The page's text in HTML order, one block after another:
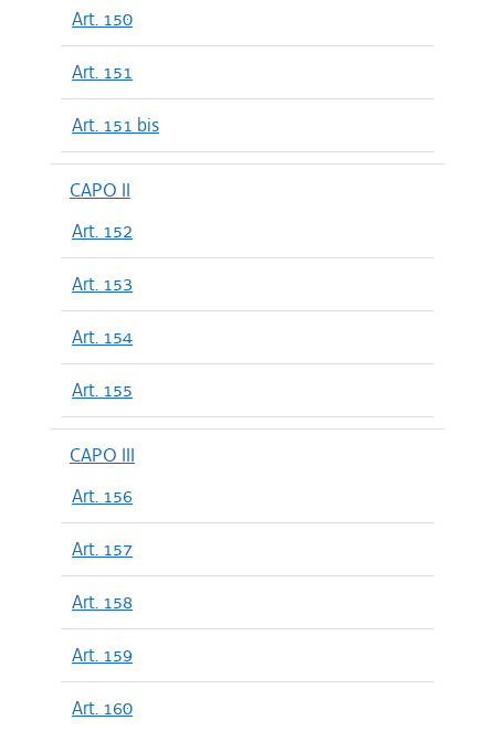
Art. 150
Art. 151
Art. 151 bis
CAPO II
Art. 152
Art. 153
Art. 154
Art. 155
CAPO III
Art. 156
Art. 157
Art. 158
Art. 159
Art. 160